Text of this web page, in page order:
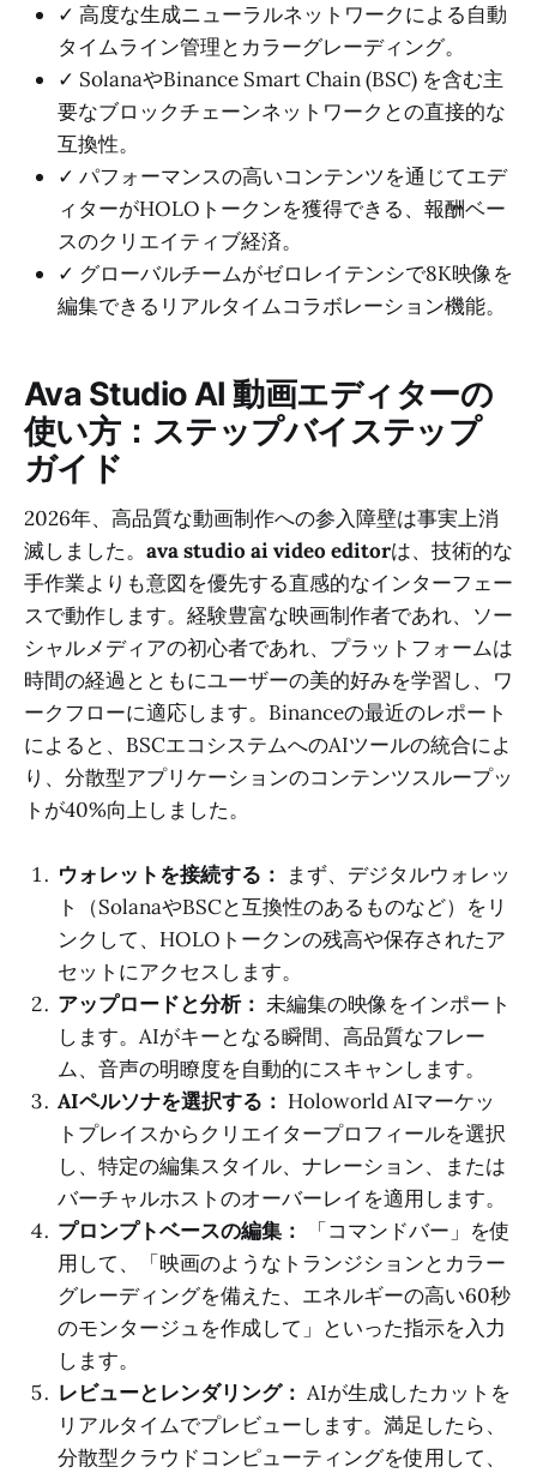
✓ 高度な生成ニューラルネットワークによる自動
タイムライン管理とカラーグレーディング。
✓ SolanaやBinance Smart Chain (BSC) を含む主
要なブロックチェーンネットワークとの直接的な
互換性。
✓ パフォーマンスの高いコンテンツを通じてエデ
ィターがHOLOトークンを獲得できる、報酬ベー
スのクリエイティブ経済。
✓ グローバルチームがゼロレイテンシで8K映像を
編集できるリアルタイムコラボレーション機能。
Ava Studio AI 動画エディターの
使い方：ステップバイステップ
ガイド
2026年、高品質な動画制作への参入障壁は事実上消
滅しました。 ava studio ai video editorは、技術的な
手作業よりも意図を優先する直感的なインターフェー
スで動作します。経験豊富な映画制作者であれ、ソー
シャルメディアの初心者であれ、プラットフォームは
時間の経過とともにユーザーの美的好みを学習し、ワ
ークフローに適応します。Binanceの最近のレポート
によると、BSCエコシステムへのAIツールの統合によ
り、分散型アプリケーションのコンテンツスループッ
トが40%向上しました。
ウォレットを接続する： まず、デジタルウォレッ
ト（SolanaやBSCと互換性のあるものなど）をリ
ンクして、HOLOトークンの残高や保存されたア
セットにアクセスします。
アップロードと分析： 未編集の映像をインポート
します。AIがキーとなる瞬間、高品質なフレー
ム、音声の明瞭度を自動的にスキャンします。
AIペルソナを選択する： Holoworld AIマーケッ
トプレイスからクリエイタープロフィールを選択
し、特定の編集スタイル、ナレーション、または
バーチャルホストのオーバーレイを適用します。
プロンプトベースの編集：
「コマンドバー」を使
用して、「映画のようなトランジションとカラー
グレーディングを備えた、エネルギーの高い60秒
のモンタージュを作成して」といった指示を入力
します。
レビューとレンダリング： AIが生成したカットを
リアルタイムでプレビューします。満足したら、
分散型クラウドコンピューティングを使用して、